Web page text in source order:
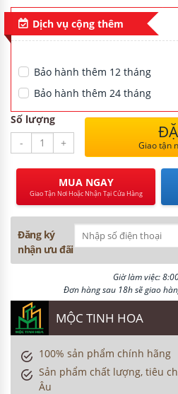
CƯ
Dịch vụ cộng thêm
Bảo hành thêm 12 tháng
Bảo hành thêm 24 tháng
Số lượng
-
+ Giao tận
MUA NGAY
Giao Tận Nơi Hoặc Nhận Tại Cửa Hàng
Đăng ký
nhận ưu đãi
Giờ làm việc:
Đơn hàng sau 18h sẽ giao
MỘC TINH HOA
100% sản phẩm chính hãng
Sản phẩm chất lượng, tiêu
Âu